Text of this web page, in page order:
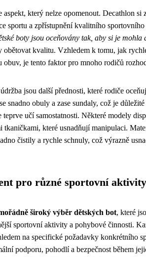
aspekt, který nelze opomenout. Decathlon si
sportu a zpřístupnění kvalitního
boty jsou oceňovány tak, aby si je mohla
obětovat kvalitu. Vzhledem k tomu, jak
obuv, je tento faktor pro mnoho rodičů
jsou další přednosti, které rodiče
snadno obuly a zase sundaly, což je
teprve učí samostatnosti. Některé modely
tkaničkami, které usnadňují manipulaci.
čistily a rychle schnuly, což výrazně
pro různé sportovní aktivity
široký výběr dětských bot, které
sportovní aktivity a pohybové činnosti.
na specifické požadavky konkrétního
podporu, pohodlí a bezpečnost během